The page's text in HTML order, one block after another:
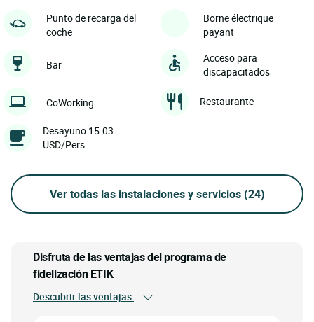
Punto de recarga del
coche
Borne électrique
payant
Bar
Acceso para
discapacitados
CoWorking Restaurante
Desayuno 15.03
USD/Pers
Ver todas las instalaciones y servicios (24)
Disfruta de las ventajas del programa de
fidelización ETIK
Descubrir las ventajas